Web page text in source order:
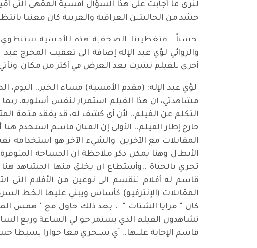
حشد من الجاليتين العراقية والعربية كان معنيا
حسناً.. فتغطيتنا الصحفية هذه للأمسية ستنطوي
والروائي لؤي عبد الإله إضافة الى تعقيب المخرج
أخرى للفيلم نشرت بعد العرض في أكثر من مكان، ونأتي
لؤي عبد الإله: (مقدم الأمسية) مساء الخير..
مشاهدتي، ان هذا الفيلم استمرار لنفس أسلوبه،
التكلم عن الفيلم.. لأن أي كشف له، قد يفقد متعة
خارج إطار الفيلم.. الأولى إن الفنان قاسم استخدم
المقابلات مع الآخرين. والشيء الآخر هو
الأبطال وهنا يمكن ذكر ملاحظة ان المساحة
تجري بالحياة ..وأستطاع ان يخلق منها المشاهد
قاسم له أفلام تنقسم الى نوعين من الأفلام التي
المقابلات (الإنترفيو) كأساس ويبني عليها الخط
كان " مرايا الشتات " .. بعد ذلك حاول مع " همس المدن
تشاهدون الفيلم الذي يستمر حوالي الساعة وربع
قاسم الإجابة عليها.. أي سنجري معا حوارا بسيطا